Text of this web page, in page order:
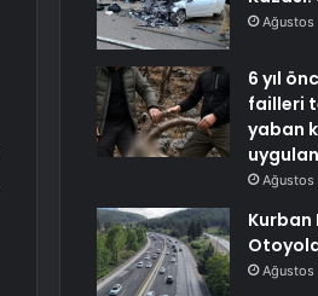
Ağustos
6 yıl
failleri
yaban
Ağustos
Kurban
Ağustos